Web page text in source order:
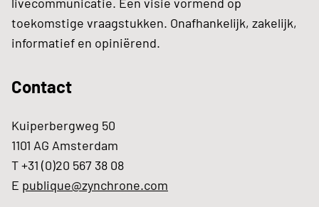
toekomstige vraagstukken. Onafhankelijk, zakelijk,
informatief en opiniërend.
Contact
Kuiperbergweg 50
1101 AG Amsterdam
T +31 (0)20 567 38 08
E publique@zynchrone.com